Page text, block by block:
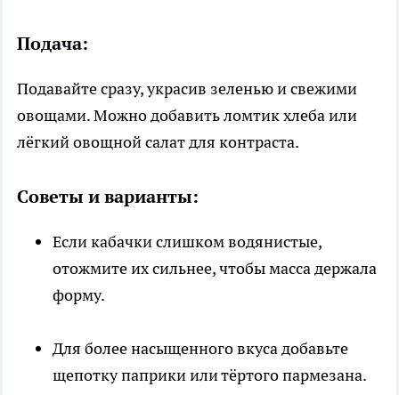
Подача:
Подавайте сразу, украсив зеленью и свежими
овощами. Можно добавить ломтик хлеба или
лёгкий овощной салат для контраста.
Советы и варианты:
Если кабачки слишком водянистые,
отожмите их сильнее, чтобы масса держала
форму.
Для более насыщенного вкуса добавьте
щепотку паприки или тёртого пармезана.